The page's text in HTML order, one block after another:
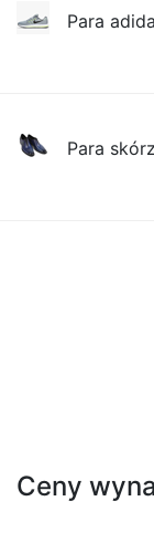
Para
Para
Ceny